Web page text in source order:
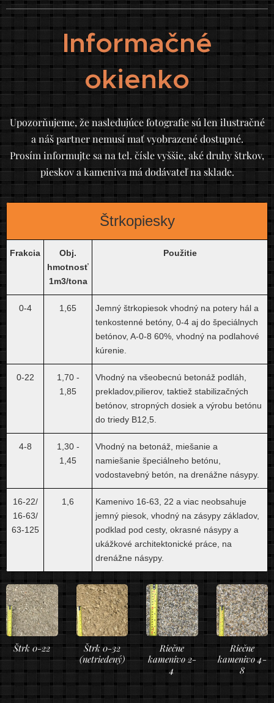
Informačné
okienko
Upozorňujeme, že nasledujúce fotografie sú len ilustračné
a náš partner nemusí mať vyobrazené dostupné.
Prosím informujte sa na tel. čísle vyššie, aké druhy štrkov,
pieskov a kameniva má dodávateľ na sklade.
Štrkopiesky
Frakcia
Obj.
hmotnosť
1m3/tona
Použitie
0-4 1,65
Jemný štrkopiesok vhodný na potery hál a
tenkostenné betóny, 0-4 aj do špeciálnych
betónov, A-0-8 60%, vhodný na podlahové
kúrenie.
0-22
1,70 -
1,85
Vhodný na všeobecnú betonáž podláh,
prekladov,pilierov, taktiež stabilizačných
betónov, stropných dosiek a výrobu betónu
do triedy B12,5.
4-8
1,30 -
1,45
Vhodný na betonáž, miešanie a
namiešanie špeciálneho betónu,
vodostavebný betón, na drenážne násypy.
16-22/
16-63/
63-125
1,6
Kamenivo 16-63, 22 a viac neobsahuje
jemný piesok, vhodný na zásypy základov,
podklad pod cesty, okrasné násypy a
ukážkové architektonické práce, na
drenážne násypy.
Štrk 0-22
Štrk 0-32
(netriedený)
Riečne
kamenivo 2-
4
Riečne
kamenivo 4-
8